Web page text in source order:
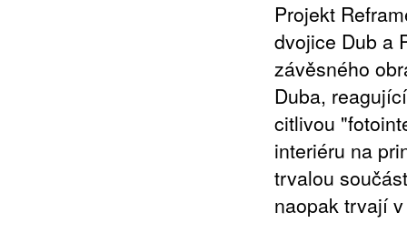
Projekt
dvojice Dub a
závěsného
Duba,
citlivou
interiéru na
trvalou
naopak trvají